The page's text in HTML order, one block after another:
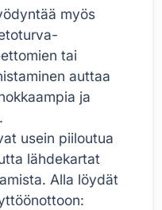
myös
tai
auttaa
ja
usein piiloutua
lähdekartat
Alla löydät